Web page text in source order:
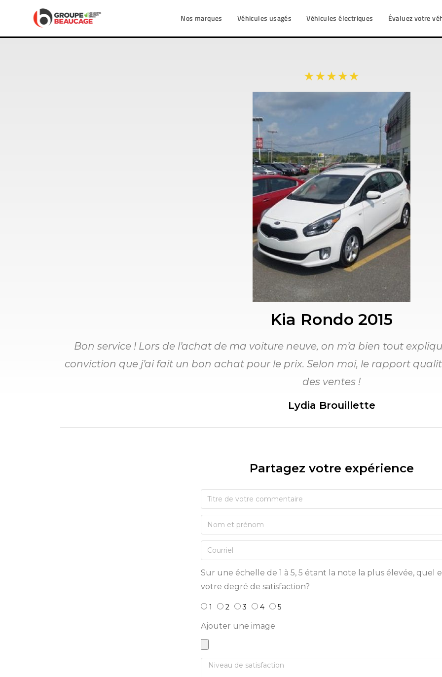
Nos marques Véhicules usagés Véhicules électriques Évaluez votre
Kia Rondo 2015
Bon service ! Lors de l’achat de ma voiture neuve, on m’a bien tout
conviction que j’ai fait un bon achat pour le prix. Selon moi, le rapport
des ventes !
Lydia Brouillette
Partagez votre expérience​
Sur une échelle de 1 à 5, 5 étant la note la plus élevée, quel
votre degré de satisfaction?
1 2 3 4 5
Ajouter une image